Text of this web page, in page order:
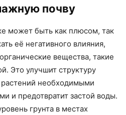
почву
может быть как плюсом, так
её негативного влияния,
вещества, такие
Это улучшит структуру
необходимыми
и предотвратит застой воды.
грунта в местах